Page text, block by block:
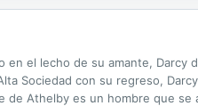
el lecho de su amante,
Sociedad con su regreso,
Athelby es un hombre que